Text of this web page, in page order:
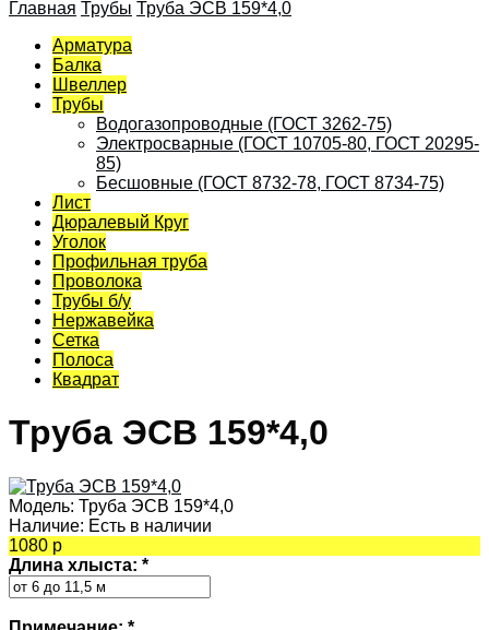
Главная Трубы Труба ЭСВ 159*4,0
Арматура
Балка
Швеллер
Трубы
Водогазопроводные (ГОСТ 3262-75)
Электросварные (ГОСТ 10705-80, ГОСТ 20295-
85)
Бесшовные (ГОСТ 8732-78, ГОСТ 8734-75)
Лист
Дюралевый Круг
Уголок
Профильная труба
Проволока
Трубы б/у
Нержавейка
Сетка
Полоса
Квадрат
Труба ЭСВ 159*4,0
Модель: Труба ЭСВ 159*4,0
Наличие: Есть в наличии
1080 р
Длина хлыста: *